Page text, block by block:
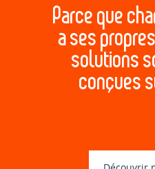
Parce que
a ses
solutions
conçues